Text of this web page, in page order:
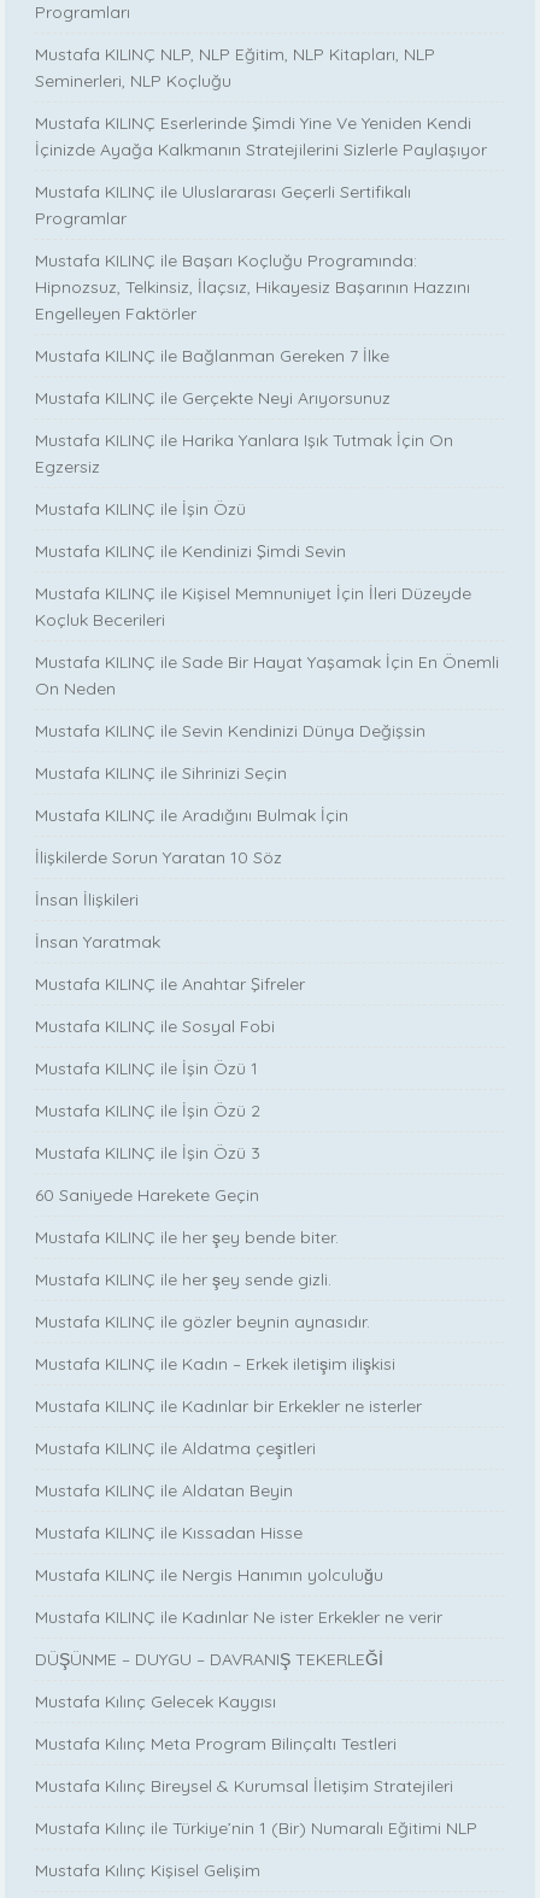
Programları
Mustafa KILINÇ NLP, NLP Eğitim, NLP Kitapları, NLP
Seminerleri, NLP Koçluğu
Mustafa KILINÇ Eserlerinde Şimdi Yine Ve Yeniden Kendi
İçinizde Ayağa Kalkmanın Stratejilerini Sizlerle Paylaşıyor
Mustafa KILINÇ ile Uluslararası Geçerli Sertifikalı
Programlar
Mustafa KILINÇ ile Başarı Koçluğu Programında:
Hipnozsuz, Telkinsiz, İlaçsız, Hikayesiz Başarının Hazzını
Engelleyen Faktörler
Mustafa KILINÇ ile Bağlanman Gereken 7 İlke
Mustafa KILINÇ ile Gerçekte Neyi Arıyorsunuz
Mustafa KILINÇ ile Harika Yanlara Işık Tutmak İçin On
Egzersiz
Mustafa KILINÇ ile İşin Özü
Mustafa KILINÇ ile Kendinizi Şimdi Sevin
Mustafa KILINÇ ile Kişisel Memnuniyet İçin İleri Düzeyde
Koçluk Becerileri
Mustafa KILINÇ ile Sade Bir Hayat Yaşamak İçin En Önemli
On Neden
Mustafa KILINÇ ile Sevin Kendinizi Dünya Değişsin
Mustafa KILINÇ ile Sihrinizi Seçin
Mustafa KILINÇ ile Aradığını Bulmak İçin
İlişkilerde Sorun Yaratan 10 Söz
İnsan İlişkileri
İnsan Yaratmak
Mustafa KILINÇ ile Anahtar Şifreler
Mustafa KILINÇ ile Sosyal Fobi
Mustafa KILINÇ ile İşin Özü 1
Mustafa KILINÇ ile İşin Özü 2
Mustafa KILINÇ ile İşin Özü 3
60 Saniyede Harekete Geçin
Mustafa KILINÇ ile her şey bende biter.
Mustafa KILINÇ ile her şey sende gizli.
Mustafa KILINÇ ile gözler beynin aynasıdır.
Mustafa KILINÇ ile Kadın – Erkek iletişim ilişkisi
Mustafa KILINÇ ile Kadınlar bir Erkekler ne isterler
Mustafa KILINÇ ile Aldatma çeşitleri
Mustafa KILINÇ ile Aldatan Beyin
Mustafa KILINÇ ile Kıssadan Hisse
Mustafa KILINÇ ile Nergis Hanımın yolculuğu
Mustafa KILINÇ ile Kadınlar Ne ister Erkekler ne verir
DÜŞÜNME – DUYGU – DAVRANIŞ TEKERLEĞİ
Mustafa Kılınç Gelecek Kaygısı
Mustafa Kılınç Meta Program Bilinçaltı Testleri
Mustafa Kılınç Bireysel & Kurumsal İletişim Stratejileri
Mustafa Kılınç ile Türkiye’nin 1 (Bir) Numaralı Eğitimi NLP
Mustafa Kılınç Kişisel Gelişim